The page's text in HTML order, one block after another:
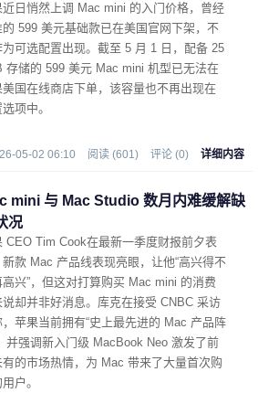
近日悄然上调 Mac mini 的入门价格，曾经
的 599 美元基础款已在美国官网下架，不
为可选配置出现。截至 5 月 1 日，配备 25
存储的 599 美元 Mac mini 机型已无法在
美国在线商店下单，该容量也不再出现在
项中。
05-02 06:10 阅读 (601) 评论 (0) 详细内容
mini 与 Mac Studio 数月内难缓解缺
况
CEO Tim Cook在最新一季度财报前夕表
新款 Mac 产品线表现亮眼，让他“高兴得不
高兴”，但这对打算购买 Mac mini 的消费
说却并非好消息。库克在接受 CNBC 采访
，苹果当前拥有“史上最先进的 Mac 产品阵
并强调新入门级 MacBook Neo 激发了前
有的市场热情，为 Mac 带来了大量首次购
户。